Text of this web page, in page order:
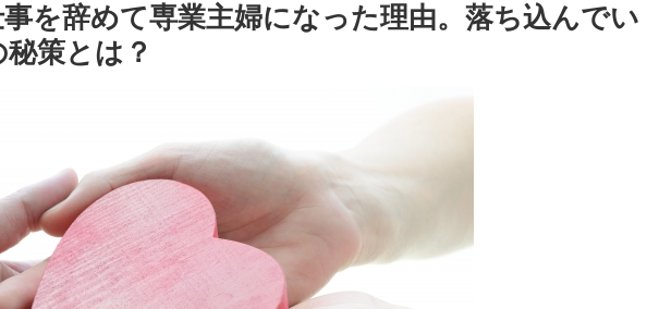
事を辞めて専業主婦になった理由。落ち込んでい
策とは？